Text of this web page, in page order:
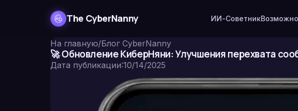
The CyberNanny ИИ-Советник
На главную/Блог CyberNanny
🚀 Обновление КиберНяни: Улучшения перехвата
Дата публикации:10/14/2025